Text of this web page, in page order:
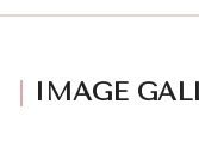
WEDDING
IMAGE